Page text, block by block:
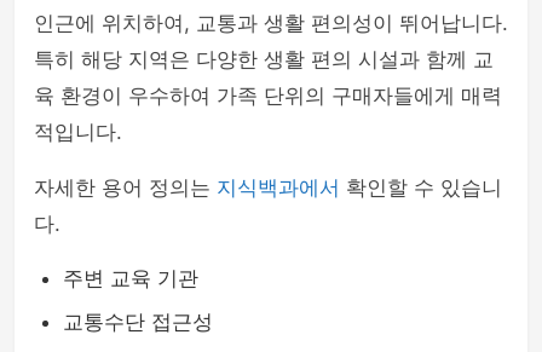
인근에 위치하여, 교통과 생활 편의성이 뛰어납니다.
특히 해당 지역은 다양한 생활 편의 시설과 함께 교
육 환경이 우수하여 가족 단위의 구매자들에게 매력
적입니다.
자세한 용어 정의는 지식백과에서 확인할 수 있습니
다.
주변 교육 기관
교통수단 접근성